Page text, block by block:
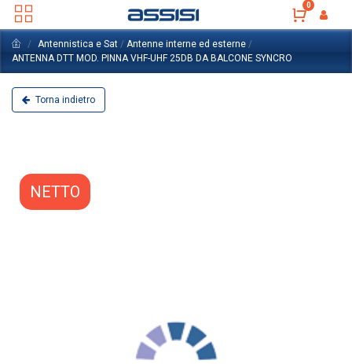
0
Antennistica e Sat / Antenne interne ed esterne /
ANTENNA DTT MOD. PINNA VHF-UHF 25DB DA BALCONE SYNCRO
Torna indietro
NETTO